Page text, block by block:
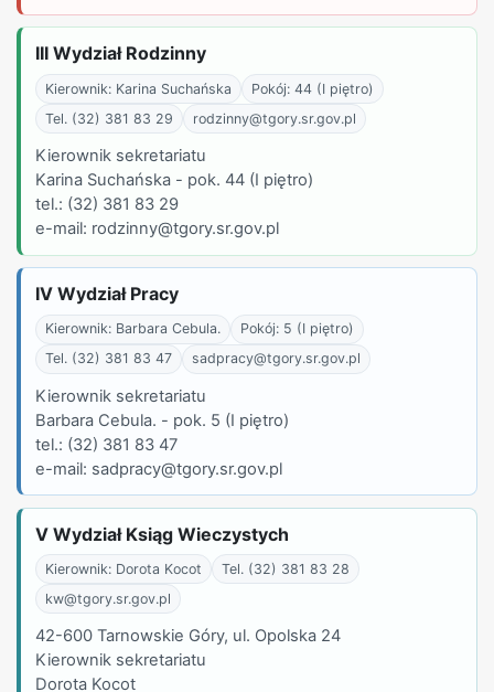
III Wydział Rodzinny
Kierownik: Karina Suchańska
Pokój: 44 (I piętro)
Tel. (32) 381 83 29
rodzinny@tgory.sr.gov.pl
Kierownik sekretariatu
Karina Suchańska - pok. 44 (I piętro)
tel.: (32) 381 83 29
e-mail: rodzinny@tgory.sr.gov.pl
IV Wydział Pracy
Kierownik: Barbara Cebula.
Pokój: 5 (I piętro)
Tel. (32) 381 83 47
sadpracy@tgory.sr.gov.pl
Kierownik sekretariatu
Barbara Cebula. - pok. 5 (I piętro)
tel.: (32) 381 83 47
e-mail: sadpracy@tgory.sr.gov.pl
V Wydział Ksiąg Wieczystych
Kierownik: Dorota Kocot
Tel. (32) 381 83 28
kw@tgory.sr.gov.pl
42-600 Tarnowskie Góry, ul. Opolska 24
Kierownik sekretariatu
Dorota Kocot